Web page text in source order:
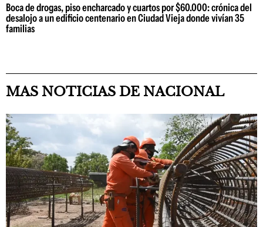
Boca de drogas, piso encharcado y cuartos por $60.000: crónica del
desalojo a un edificio centenario en Ciudad Vieja donde vivían 35
familias
MAS NOTICIAS DE NACIONAL